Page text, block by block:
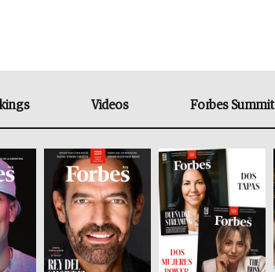
Videos Forbes Summit